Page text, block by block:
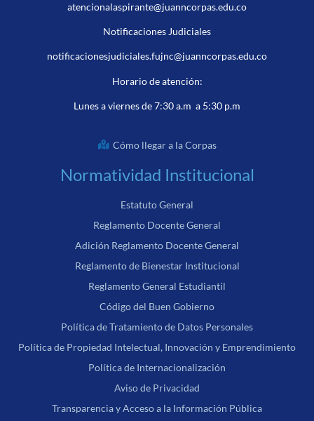
atencionalaspirante@juanncorpas.edu.co
Notificaciones Judiciales
notificacionesjudiciales.fujnc@juanncorpas.edu.co
Horario de atención:
Lunes a viernes de 7:30 a.m a 5:30 p.m
Cómo llegar a la Corpas
Normatividad Institucional
Estatuto General
Reglamento Docente General
Adición Reglamento Docente General
Reglamento de Bienestar Institucional
Reglamento General Estudiantil
Código del Buen Gobierno
Política de Tratamiento de Datos Personales
Política de Propiedad Intelectual, Innovación y Emprendimiento
Política de Internacionalización
Aviso de Privacidad
Transparencia y Acceso a la Información Pública